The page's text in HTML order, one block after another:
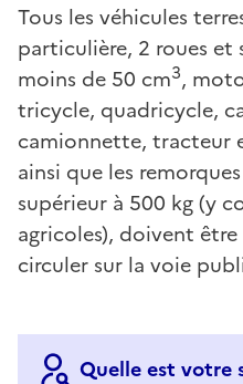
Tous les véhicules
particulière, 2 roues
moins de 50 cm3,
tricycle, quadricycle,
camionnette, tracteur
ainsi que les
supérieur à 500 kg (y
agricoles), doivent
circuler sur la voie
Quelle est votre